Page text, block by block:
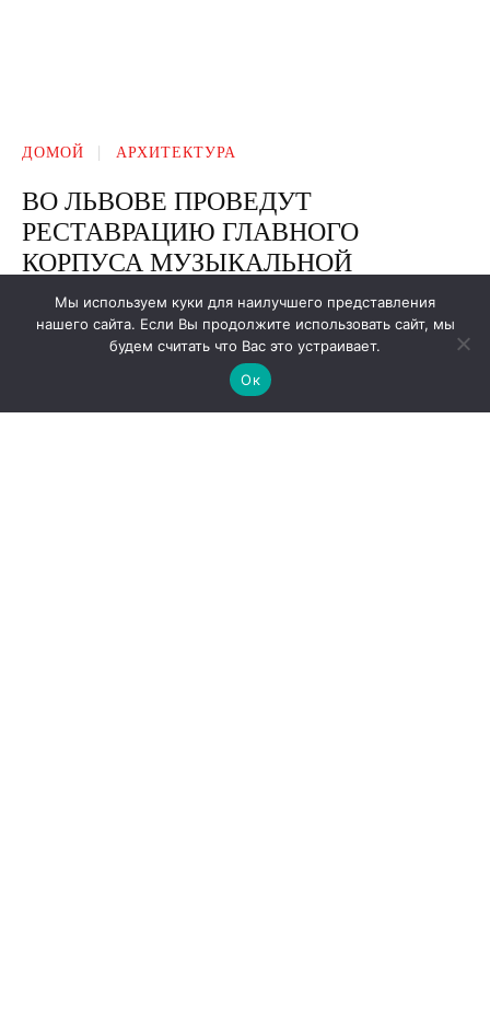
Мы используем куки для наилучшего представления
нашего сайта. Если Вы продолжите использовать сайт, мы
будем считать что Вас это устраивает.
Ок